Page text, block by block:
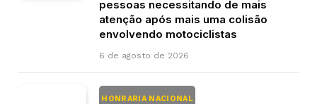
pessoas necessitando de mais
atenção após mais uma colisão
envolvendo motociclistas
6 de agosto de 2026
HONRARIA NACIONAL